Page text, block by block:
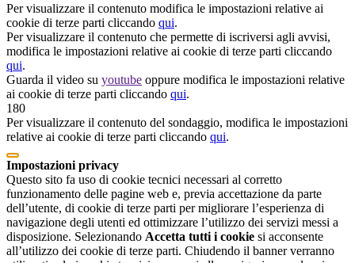
Per visualizzare il contenuto modifica le impostazioni relative ai
cookie di terze parti cliccando qui.
Per visualizzare il contenuto che permette di iscriversi agli avvisi,
modifica le impostazioni relative ai cookie di terze parti cliccando
qui.
Guarda il video su youtube oppure modifica le impostazioni relative
ai cookie di terze parti cliccando qui.
180
Per visualizzare il contenuto del sondaggio, modifica le impostazioni
relative ai cookie di terze parti cliccando qui.
Impostazioni privacy
Questo sito fa uso di cookie tecnici necessari al corretto
funzionamento delle pagine web e, previa accettazione da parte
dell’utente, di cookie di terze parti per migliorare l’esperienza di
navigazione degli utenti ed ottimizzare l’utilizzo dei servizi messi a
disposizione. Selezionando Accetta tutti i cookie si acconsente
all’utilizzo dei cookie di terze parti. Chiudendo il banner verranno